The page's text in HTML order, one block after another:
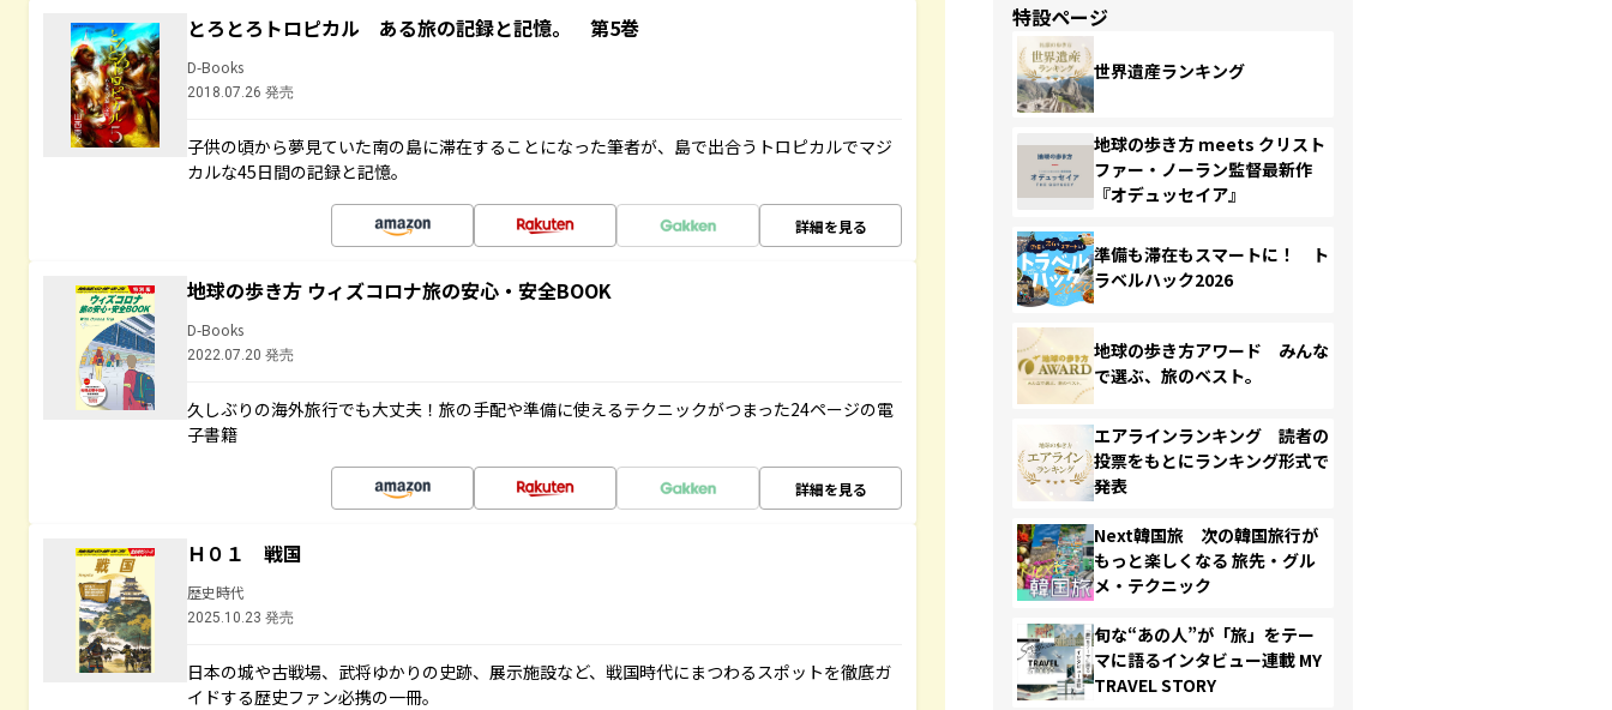
とろとろトロピカル ある旅の記録と記憶。 第5巻
D-Books
2018.07.26 発売
子供の頃から夢見ていた南の島に滞在することになった筆者が、島で出合うトロピカルでマジ
カルな45日間の記録と記憶。
詳細を見る
地球の歩き方 ウィズコロナ旅の安心・安全BOOK
D-Books
2022.07.20 発売
久しぶりの海外旅行でも大丈夫！旅の手配や準備に使えるテクニックがつまった24ページの電
子書籍
詳細を見る
Ｈ０１ 戦国
歴史時代
2025.10.23 発売
日本の城や古戦場、武将ゆかりの史跡、展示施設など、戦国時代にまつわるスポットを徹底ガ
イドする歴史ファン必携の一冊。
特設ページ
世界遺産ランキング
地球の歩き方 meets クリスト
ファー・ノーラン監督最新作
『オデュッセイア』
準備も滞在もスマートに！ ト
ラベルハック2026
地球の歩き方アワード みんな
で選ぶ、旅のベスト。
エアラインランキング 読者の
投票をもとにランキング形式で
発表
Next韓国旅 次の韓国旅行が
もっと楽しくなる 旅先・グル
メ・テクニック
旬な“あの人”が「旅」をテー
マに語るインタビュー連載 MY
TRAVEL STORY